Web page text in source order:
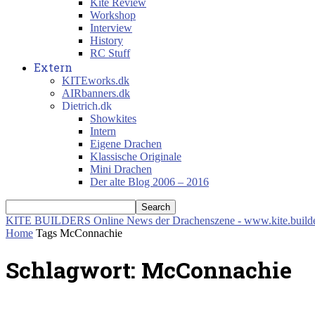
Kite Review
Workshop
Interview
History
RC Stuff
Extern
KITEworks.dk
AIRbanners.dk
Dietrich.dk
Showkites
Intern
Eigene Drachen
Klassische Originale
Mini Drachen
Der alte Blog 2006 – 2016
KITE BUILDERS Online News der Drachenszene -
Home Tags McConnachie
Schlagwort: McConnachie